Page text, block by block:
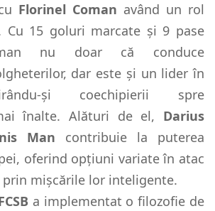
Florinel Coman având un rol
Cu 15 goluri marcate și 9 pase
nu doar că conduce
dar este și un lider în
și coechipierii spre
înalte. Alături de el, Darius
Man contribuie la puterea
oferind opțiuni variate în atac
mișcările lor inteligente.
a implementat o filozofie de